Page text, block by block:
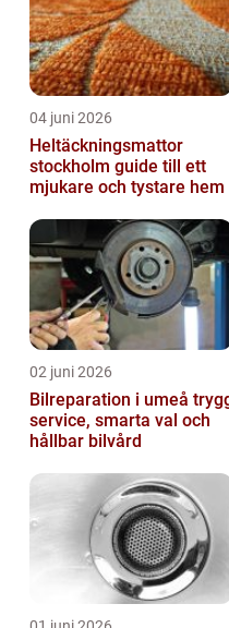
04 juni 2026
Heltäckningsmattor
stockholm guide till ett
mjukare och tystare hem
02 juni 2026
Bilreparation i umeå trygg
service, smarta val och
hållbar bilvård